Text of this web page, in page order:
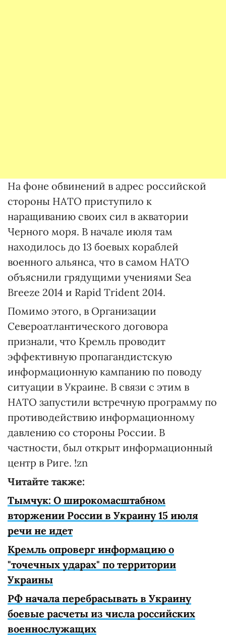
На фоне обвинений в адрес российской
стороны НАТО приступило к
наращиванию своих сил в акватории
Черного моря. В начале июля там
находилось до 13 боевых кораблей
военного альянса, что в самом НАТО
объяснили грядущими учениями Sea
Breeze 2014 и Rapid Trident 2014.
Помимо этого, в Организации
Североатлантического договора
признали, что Кремль проводит
эффективную пропагандистскую
информационную кампанию по поводу
ситуации в Украине. В связи с этим в
НАТО запустили встречную программу по
противодействию информационному
давлению со стороны России. В
частности, был открыт информационный
центр в Риге. !zn
Читайте также:
Тымчук: О широкомасштабном
вторжении России в Украину 15 июля
речи не идет
Кремль опроверг информацию о
"точечных ударах" по территории
Украины
РФ начала перебрасывать в Украину
боевые расчеты из числа российских
военнослужащих